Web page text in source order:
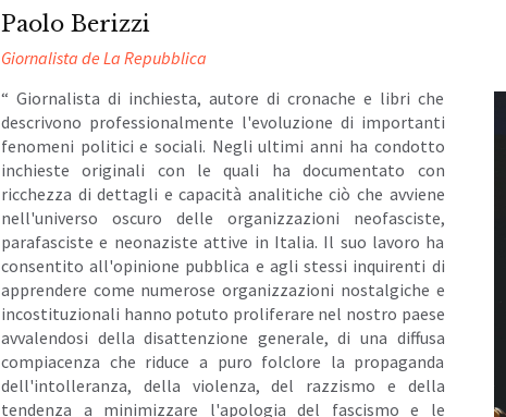
Paolo Berizzi
Giornalista de La Repubblica
“ Giornalista di inchiesta, autore di cronache e libri che
descrivono professionalmente l'evoluzione di importanti
fenomeni politici e sociali. Negli ultimi anni ha condotto
inchieste originali con le quali ha documentato con
ricchezza di dettagli e capacità analitiche ciò che avviene
nell'universo oscuro delle organizzazioni neofasciste,
parafasciste e neonaziste attive in Italia. Il suo lavoro ha
consentito all'opinione pubblica e agli stessi inquirenti di
apprendere come numerose organizzazioni nostalgiche e
incostituzionali hanno potuto proliferare nel nostro paese
avvalendosi della disattenzione generale, di una diffusa
compiacenza che riduce a puro folclore la propaganda
dell'intolleranza, della violenza, del razzismo e della
tendenza a minimizzare l'apologia del fascismo e le